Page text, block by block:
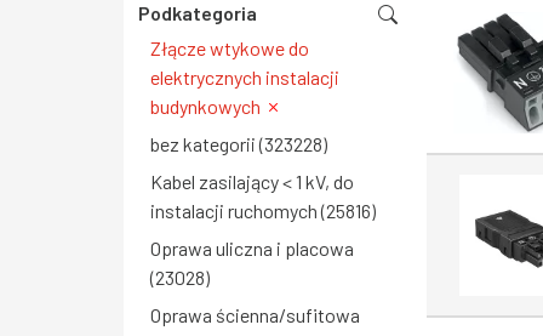
Podkategoria
Złącze wtykowe do
elektrycznych instalacji
budynkowych
bez kategorii (323228)
Kabel zasilający < 1 kV, do
instalacji ruchomych (25816)
Oprawa uliczna i placowa
(23028)
Oprawa ścienna/sufitowa